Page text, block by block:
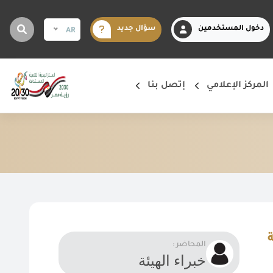
دخول المستخدمين سؤال جديد AR
المركز الإعلامي إتصل بنا
المحاضر :
خبراء الهيئة